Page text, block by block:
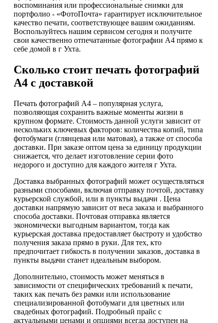
воспоминания или профессиональные снимки для
портфолио - «ФотоПочта» гарантирует исключительное
качество печати, соответствующее вашим ожиданиям.
Воспользуйтесь нашим сервисом сегодня и получите
свои качественно отпечатанные фотографии А4 прямо к
себе домой в г Ухта.
Сколько стоит печать фотографий
А4 с доставкой
Печать фотографий А4 – популярная услуга,
позволяющая сохранить важные моменты жизни в
крупном формате. Стоимость данной услуги зависит от
нескольких ключевых факторов: количества копий, типа
фотобумаги (глянцевая или матовая), а также от способа
доставки. При заказе оптом цена за единицу продукции
снижается, что делает изготовление серии фото
недорого и доступно для каждого жителя г Ухта.
Доставка выбранных фотографий может осуществляться
разными способами, включая отправку почтой, доставку
курьерской службой, или в пункты выдачи . Цена
доставки напрямую зависит от веса заказа и выбранного
способа доставки. Почтовая отправка является
экономически выгодным вариантом, тогда как
курьерская доставка предоставляет быстроту и удобство
получения заказа прямо в руки. Для тех, кто
предпочитает гибкость в получении заказов, доставка в
пункты выдачи станет идеальным выбором.
Дополнительно, стоимость может меняться в
зависимости от специфических требований к печати,
таких как печать без рамки или использование
специализированной фотобумаги для цветных или
свадебных фотографий. Подробный прайс с
актуальными ценами и опциями всегда доступен на